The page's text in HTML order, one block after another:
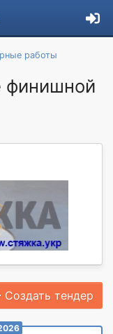
работы
финишной
Создать тендер